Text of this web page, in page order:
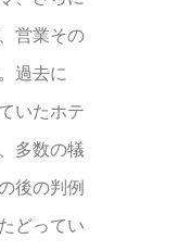
営業その
過去に
いたホテ
多数の犠
後の判例
どってい